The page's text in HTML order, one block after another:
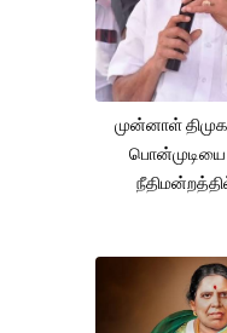
முன்னாள்
பொன்முடியை